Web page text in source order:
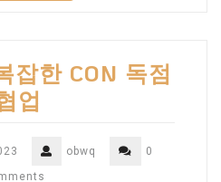
잡한 CON 독점
업
obwq
0